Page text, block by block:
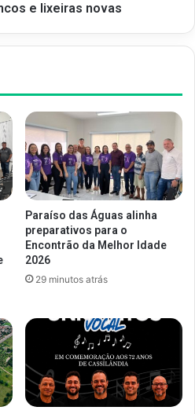
e lixeiras novas
Paraíso das Águas alinha
preparativos para o
Encontrão da Melhor Idade
2026
29 minutos atrás